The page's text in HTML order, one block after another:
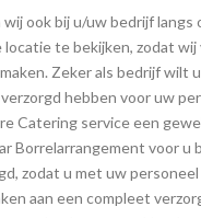
ook bij u/uw bedrijf
locatie te bekijken, zodat
Zeker als bedrijf wilt
hebben voor uw
Catering service een
Borrelarrangement voor u
zodat u met uw
aan een compleet